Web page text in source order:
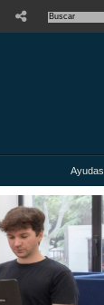
Ayudas